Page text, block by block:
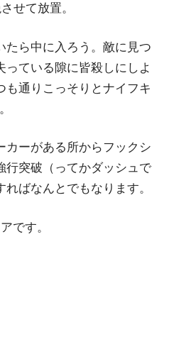
せて放置。
たら中に入ろう。敵に見つ
ている隙に皆殺しにしよ
も通りこっそりとナイフキ
カーがある所からフックシ
行突破（ってかダッシュで
ばなんとでもなります。
です。